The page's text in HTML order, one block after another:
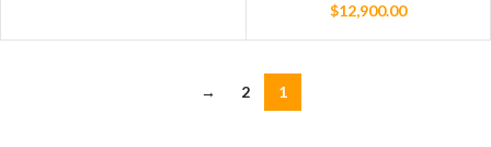
$12,900.00
1
2
→